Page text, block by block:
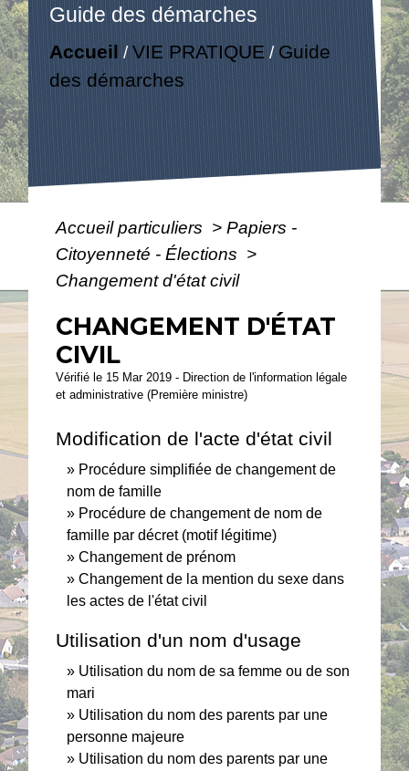
Guide des démarches
Accueil /VIE PRATIQUE / Guide
des démarches
Accueil particuliers > Papiers -
Citoyenneté - Élections >
Changement d'état civil
CHANGEMENT D'ÉTAT
CIVIL
Vérifié le 15 Mar 2019 - Direction de l'information légale
et administrative (Première ministre)
Modification de l'acte d'état civil
Procédure simplifiée de changement de
nom de famille
Procédure de changement de nom de
famille par décret (motif légitime)
Changement de prénom
Changement de la mention du sexe dans
les actes de l'état civil
Utilisation d'un nom d'usage
Utilisation du nom de sa femme ou de son
mari
Utilisation du nom des parents par une
personne majeure
Utilisation du nom des parents par une